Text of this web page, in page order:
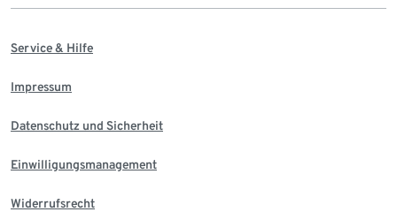
Service & Hilfe
Impressum
Datenschutz und Sicherheit
Einwilligungsmanagement
Widerrufsrecht